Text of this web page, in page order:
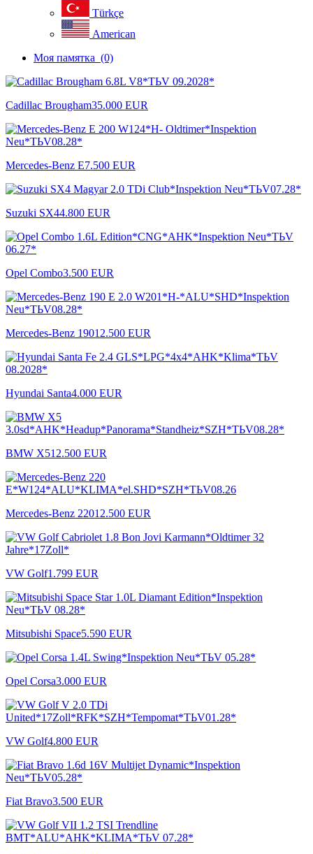
Türkçe
American
Моя памятка (0)
Cadillac Brougham35.000 EUR
Mercedes-Benz E7.500 EUR
Suzuki SX44.800 EUR
Opel Combo3.500 EUR
Mercedes-Benz 19012.500 EUR
Hyundai Santa4.000 EUR
BMW X512.500 EUR
Mercedes-Benz 22012.500 EUR
VW Golf1.799 EUR
Mitsubishi Space5.590 EUR
Opel Corsa3.000 EUR
VW Golf4.800 EUR
Fiat Bravo3.500 EUR